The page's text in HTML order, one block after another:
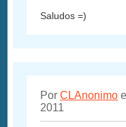
Saludos =)
PorCLAnonimo
2011